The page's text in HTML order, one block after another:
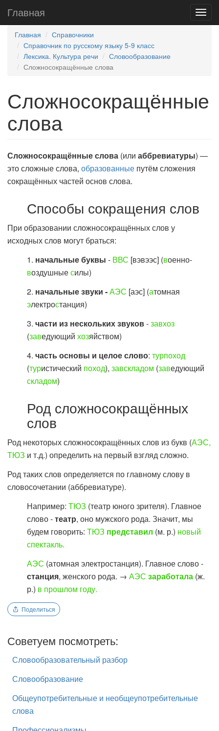
Главная
Главная
Справочники
Справочник по русскому языку 5-9 класс
Лексика. Культура речи
Словообразование
Сложносокращённые слова
Сложносокращённые
слова
Сложносокращённыеслова (или аббревиатуры) —
это сложные слова, образованные путём сложения
сокращённых частей основ слова.
Способы сокращения слов
При образовании сложносокращённых слов у
исходных слов могут браться:
1. начальные буквы - ВВС [вэвээс] (военно-
воздушныесилы)
2. начальные звуки -АЭС [аэс] (атомная
электростанция)
3. части из нескольких звуков-завхоз
(заведующий хозяйством)
4. часть основы и целое слово: турпоход
(туристический поход), завскладом (заведующий
складом)
Род сложносокращённых
слов
Род некоторых сложносокращённых слов из букв (АЭС,
ТЮЗ и т.д.) определить на первый взгляд сложно.
Род таких слов определяется по главному слову в
словосочетании (аббревиатуре).
Например: ТЮЗ (театр юного зрителя). Главное
слово -театр, оно мужского рода. Значит, мы
будем говорить: ТЮЗ представил (м. р.) новый
спектакль.
АЭС (атомная электростанция). Главное слово -
станция, женского рода. → АЭС заработала (ж.
р.) в прошлом году.
Поделиться
Советуем посмотреть:
Словообразовательный разбор
Словообразование
Общеупотребительные и необщеупотребительные
слова